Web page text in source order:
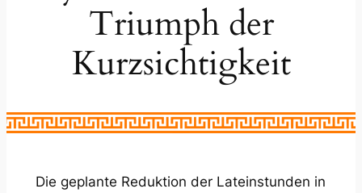
Triumph der
Kurzsichtigkeit
Die geplante Reduktion der Lateinstunden in